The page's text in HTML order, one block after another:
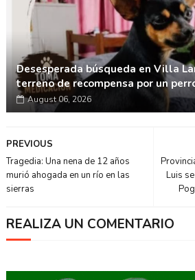
Desesperada búsqueda en Villa
terreno de recompensa por un
August 06, 2026
Luis
PREVIOUS
Tragedia: Una nena de 12 años
murió ahogada en un río en las
sierras
REALIZA UN COMENTARIO